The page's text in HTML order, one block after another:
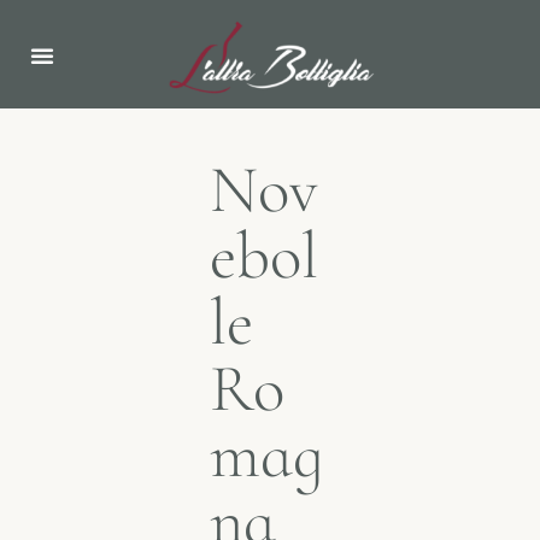
Nov
ebol
le
Ro
mag
na